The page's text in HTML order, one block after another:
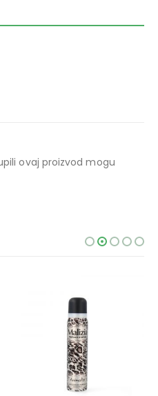
ovaj proizvod mogu